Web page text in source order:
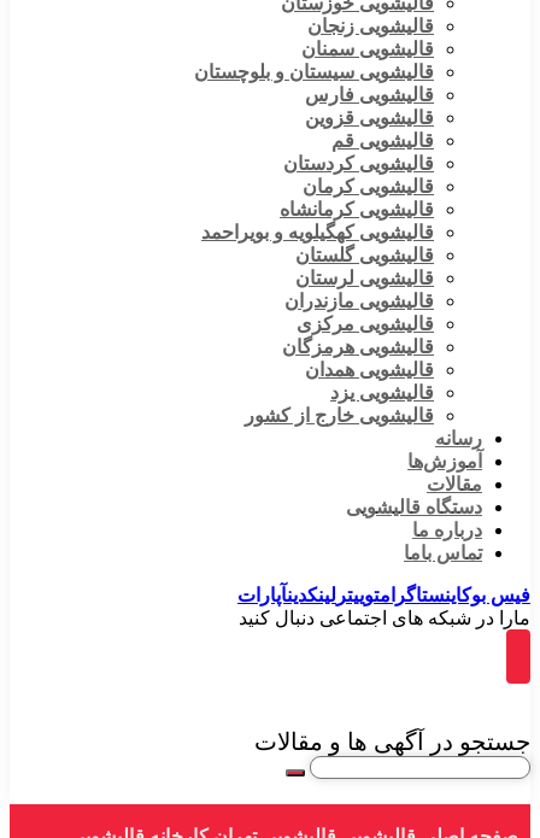
قالیشویی زنجان
قالیشویی سمنان
قالیشویی سیستان و بلوچستان
قالیشویی فارس
قالیشویی قزوین
قالیشویی قم
قالیشویی کردستان
قالیشویی کرمان
قالیشویی کرمانشاه
قالیشویی کهگیلویه و بویراحمد
قالیشویی گلستان
قالیشویی لرستان
قالیشویی مازندران
قالیشویی مرکزی
قالیشویی هرمزگان
قالیشویی همدان
قالیشویی یزد
قالیشویی خارج از کشور
رسانه
آموزش‌ها
مقالات
دستگاه قالیشویی
درباره ما
تماس باما
فیس بوکاینستاگرامتوییتر لینکدینآپارات
مارا در شبکه های اجتماعی دنبال کنید
جستجو در آگهی ها و مقالات